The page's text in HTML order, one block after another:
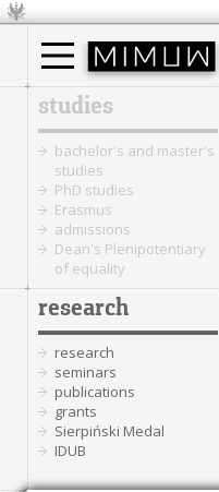
studies
bachelor's and master's
studies
PhD studies
Erasmus
admissions
Dean's Plenipotentiary
of equality
research
research
seminars
publications
grants
Sierpiński Medal
IDUB